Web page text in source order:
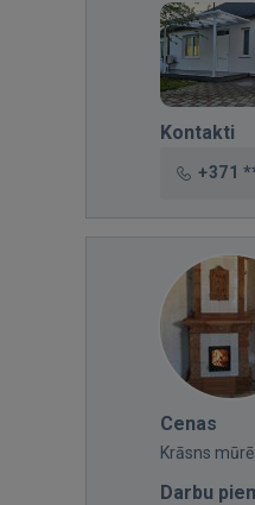
Kontakti
+371
Cenas
Krāsns
Darbu